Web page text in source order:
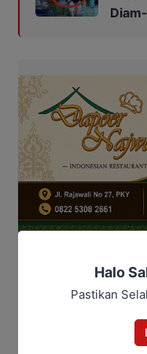
Halo
Pastikan